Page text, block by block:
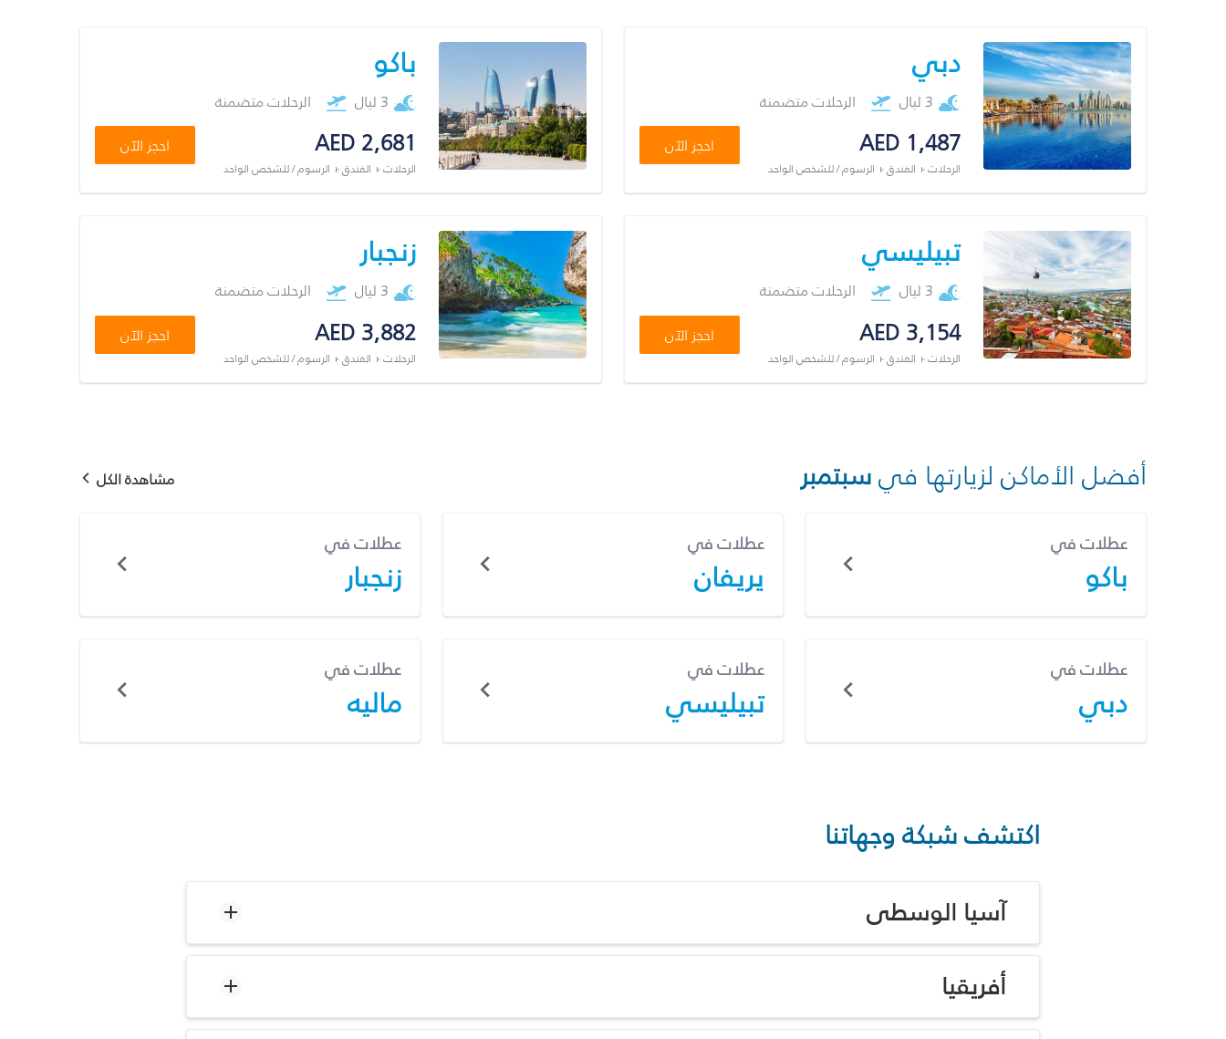
دبي
3 ليال الرحلات متضمنة
AED 1,487
الرحلات + الفندق + الرسوم / للشخص الواحد
احجز الآن
باكو
3 ليال الرحلات متضمنة
AED 2,681
الرحلات + الفندق + الرسوم / للشخص الواحد
احجز الآن
تبيليسي
3 ليال الرحلات متضمنة
AED 3,154
الرحلات + الفندق + الرسوم / للشخص الواحد
احجز الآن
زنجبار
3 ليال الرحلات متضمنة
AED 3,882
الرحلات + الفندق + الرسوم / للشخص الواحد
احجز الآن
أفضل الأماكن لزيارتها فيسبتمبر مشاهدة الكل
عطلات في
باكو
عطلات في
يريفان
عطلات في
زنجبار
عطلات في
دبي
عطلات في
تبيليسي
عطلات في
ماليه
اكتشف شبكة وجهاتنا
آسيا الوسطى
أفريقيا